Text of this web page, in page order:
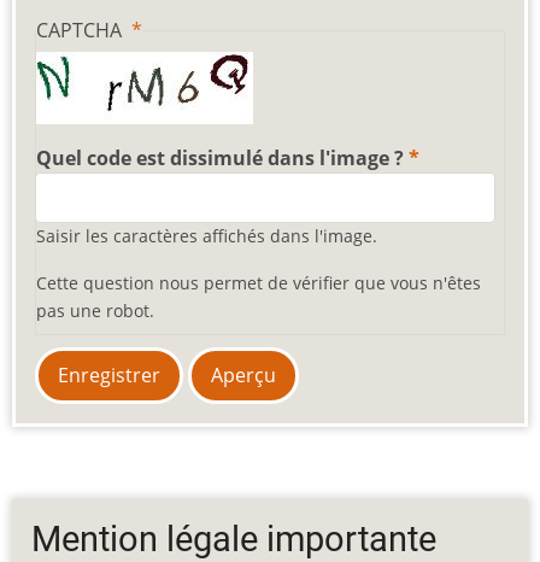
CAPTCHA
Quel code est dissimulé dans l'image ?
Saisir les caractères affichés dans l'image.
Cette question nous permet de vérifier que vous n'êtes
pas une robot.
Mention légale importante